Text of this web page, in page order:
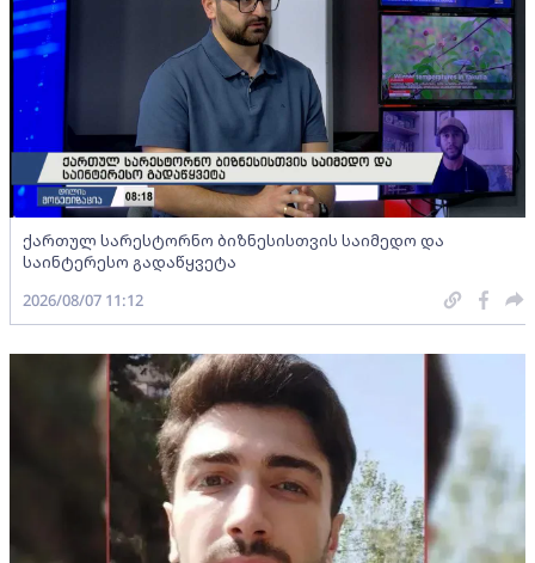
ქართულ სარესტორნო ბიზნესისთვის საიმედო და
საინტერესო გადაწყვეტა
2026/08/07 11:12